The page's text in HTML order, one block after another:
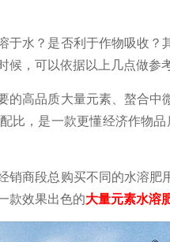
于水？是否利于作物吸收？
，可以依据以上几点做参考
的高品质大量元素、螯合中
，是一款更懂经济作物品
销商段总购买不同的水溶肥
款效果出色的大量元素水溶